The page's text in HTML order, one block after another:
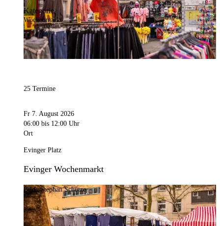
Kategorie
Wochenmarkt
25 Termine
Fr 7. August 2026
06:00 bis 12:00 Uhr
Ort
Evinger Platz
Evinger Wochenmarkt
Bild:Stephan Schütze